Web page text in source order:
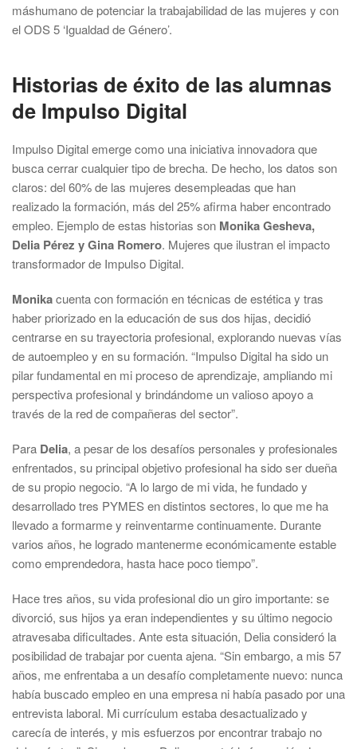
máshumano de potenciar la trabajabilidad de las mujeres y con
el ODS 5 ‘Igualdad de Género’.
Historias de éxito de las alumnas
de Impulso Digital
Impulso Digital emerge como una iniciativa innovadora que
busca cerrar cualquier tipo de brecha. De hecho, los datos son
claros: del 60% de las mujeres desempleadas que han
realizado la formación, más del 25% afirma haber encontrado
empleo. Ejemplo de estas historias son Monika Gesheva,
Delia Pérez y Gina Romero. Mujeres que ilustran el impacto
transformador de Impulso Digital.
Monikacuenta con formación en técnicas de estética y tras
haber priorizado en la educación de sus dos hijas, decidió
centrarse en su trayectoria profesional, explorando nuevas vías
de autoempleo y en su formación. “Impulso Digital ha sido un
pilar fundamental en mi proceso de aprendizaje, ampliando mi
perspectiva profesional y brindándome un valioso apoyo a
través de la red de compañeras del sector”.
Para Delia, a pesar de los desafíos personales y profesionales
enfrentados, su principal objetivo profesional ha sido ser dueña
de su propio negocio. “A lo largo de mi vida, he fundado y
desarrollado tres PYMES en distintos sectores, lo que me ha
llevado a formarme y reinventarme continuamente. Durante
varios años, he logrado mantenerme económicamente estable
como emprendedora, hasta hace poco tiempo”.
Hace tres años, su vida profesional dio un giro importante: se
divorció, sus hijos ya eran independientes y su último negocio
atravesaba dificultades. Ante esta situación, Delia consideró la
posibilidad de trabajar por cuenta ajena. “Sin embargo, a mis 57
años, me enfrentaba a un desafío completamente nuevo: nunca
había buscado empleo en una empresa ni había pasado por una
entrevista laboral. Mi currículum estaba desactualizado y
carecía de interés, y mis esfuerzos por encontrar trabajo no